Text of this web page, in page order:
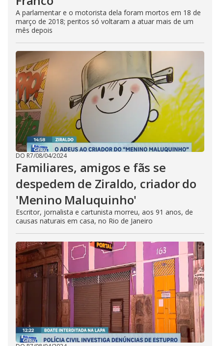
A parlamentar e o motorista dela foram mortos em 18 de
março de 2018; peritos só voltaram a atuar mais de um
mês depois
DO R7/08/04/2024
Familiares, amigos e fãs se
despedem de Ziraldo, criador do
'Menino Maluquinho'
Escritor, jornalista e cartunista morreu, aos 91 anos, de
causas naturais em casa, no Rio de Janeiro